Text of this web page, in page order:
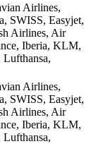
Airlines,
SWISS, Easyjet,
Airlines, Air
Iberia, KLM,
Airlines,
SWISS, Easyjet,
Airlines, Air
Iberia, KLM,